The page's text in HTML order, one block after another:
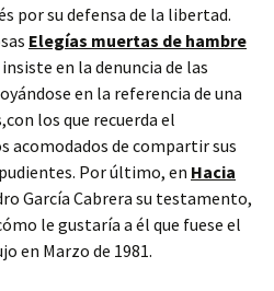
por su defensa de la libertad.
Elegías muertas de hambre
en la denuncia de las
en la referencia de una
los que recuerda el
acomodados de compartir sus
Por último, en Hacia
García Cabrera su testamento,
le gustaría a él que fuese el
en Marzo de 1981.